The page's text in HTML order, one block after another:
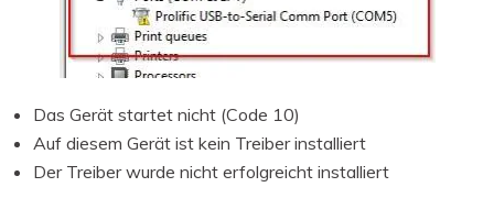
Das Gerät startet nicht (Code 10)
Auf diesem Gerät ist kein Treiber installiert
Der Treiber wurde nicht erfolgreicht installiert